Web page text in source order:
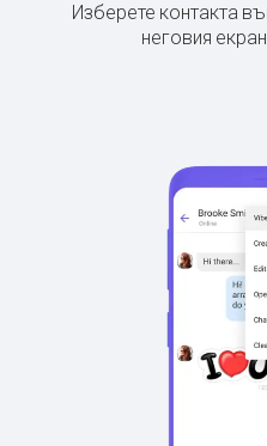
Изберете контакта
неговия